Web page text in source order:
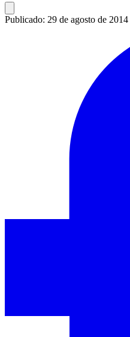
Publicado: 29 de agosto de 2014